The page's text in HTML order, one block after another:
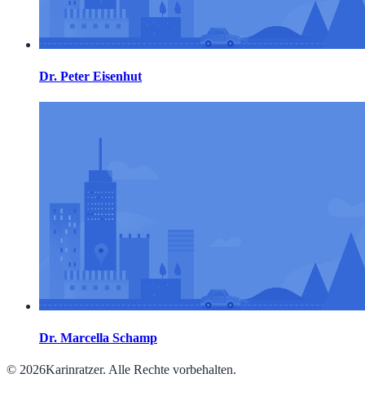
Dr. Peter Eisenhut
Dr. Marcella Schamp
© 2026Karinratzer. Alle Rechte vorbehalten.